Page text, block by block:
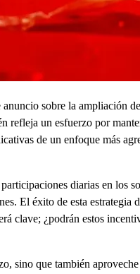
sobre la ampliación
un esfuerzo por
de un enfoque más
diarias en los
El éxito de esta estrategia
¿podrán estos
que también